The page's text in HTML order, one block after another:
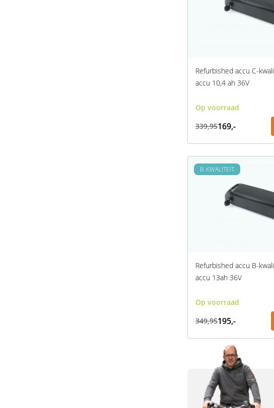
Refurbished accu C-
accu 10,4 ah 36V
Op voorraad
339,95169,-
B-KWALITEIT
Refurbished accu B-
accu 13ah 36V
Op voorraad
349,95195,-